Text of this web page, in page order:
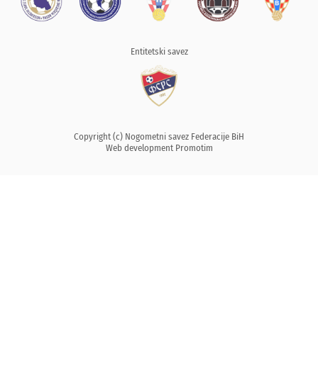
Entitetski savez
Copyright (c) Nogometni savez Federacije BiH
Web development Promotim